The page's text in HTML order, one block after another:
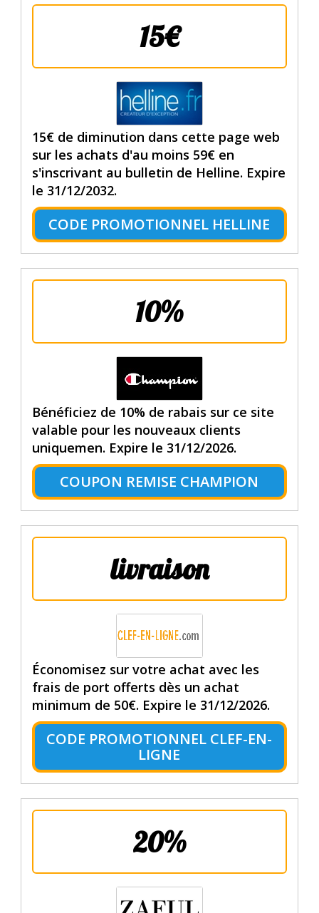
15€
15€ de diminution dans cette page web
sur les achats d'au moins 59€ en
s'inscrivant au bulletin de Helline. Expire
le 31/12/2032.
CODE PROMOTIONNEL HELLINE
10%
Bénéficiez de 10% de rabais sur ce site
valable pour les nouveaux clients
uniquemen. Expire le 31/12/2026.
COUPON REMISE CHAMPION
livraison
Économisez sur votre achat avec les
frais de port offerts dès un achat
minimum de 50€. Expire le 31/12/2026.
CODE PROMOTIONNEL CLEF-EN-
LIGNE
20%